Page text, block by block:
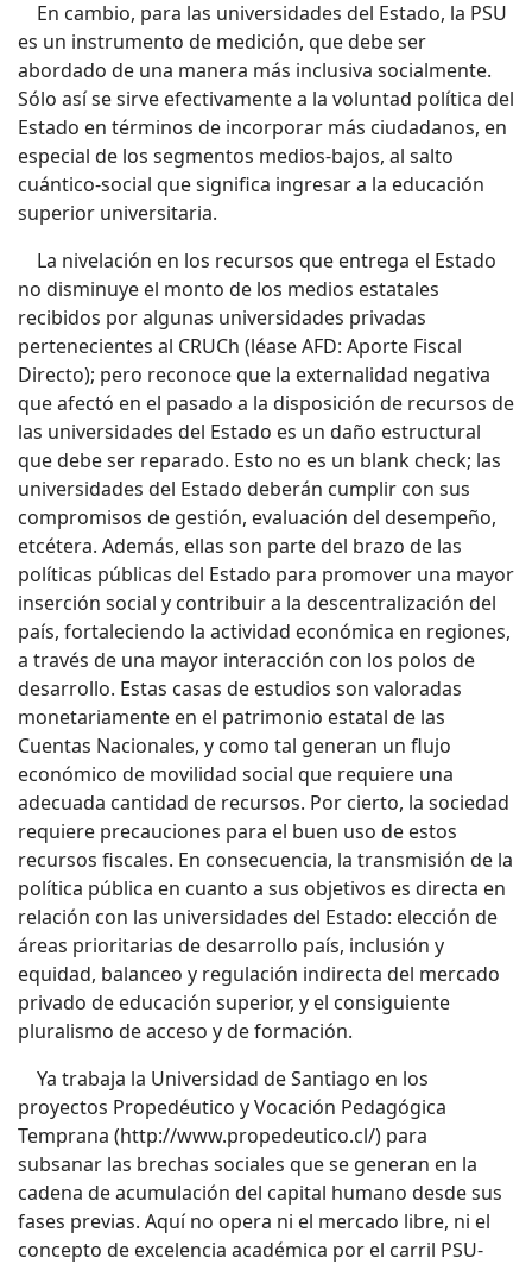
En cambio, para las universidades del Estado, la PSU
es un instrumento de medición, que debe ser
abordado de una manera más inclusiva socialmente.
Sólo así se sirve efectivamente a la voluntad política del
Estado en términos de incorporar más ciudadanos, en
especial de los segmentos medios-bajos, al salto
cuántico-social que significa ingresar a la educación
superior universitaria.
La nivelación en los recursos que entrega el Estado
no disminuye el monto de los medios estatales
recibidos por algunas universidades privadas
pertenecientes al CRUCh (léase AFD: Aporte Fiscal
Directo); pero reconoce que la externalidad negativa
que afectó en el pasado a la disposición de recursos de
las universidades del Estado es un daño estructural
que debe ser reparado. Esto no es un blank check; las
universidades del Estado deberán cumplir con sus
compromisos de gestión, evaluación del desempeño,
etcétera. Además, ellas son parte del brazo de las
políticas públicas del Estado para promover una mayor
inserción social y contribuir a la descentralización del
país, fortaleciendo la actividad económica en regiones,
a través de una mayor interacción con los polos de
desarrollo. Estas casas de estudios son valoradas
monetariamente en el patrimonio estatal de las
Cuentas Nacionales, y como tal generan un flujo
económico de movilidad social que requiere una
adecuada cantidad de recursos. Por cierto, la sociedad
requiere precauciones para el buen uso de estos
recursos fiscales. En consecuencia, la transmisión de la
política pública en cuanto a sus objetivos es directa en
relación con las universidades del Estado: elección de
áreas prioritarias de desarrollo país, inclusión y
equidad, balanceo y regulación indirecta del mercado
privado de educación superior, y el consiguiente
pluralismo de acceso y de formación.
Ya trabaja la Universidad de Santiago en los
proyectos Propedéutico y Vocación Pedagógica
Temprana (http://www.propedeutico.cl/) para
subsanar las brechas sociales que se generan en la
cadena de acumulación del capital humano desde sus
fases previas. Aquí no opera ni el mercado libre, ni el
concepto de excelencia académica por el carril PSU-